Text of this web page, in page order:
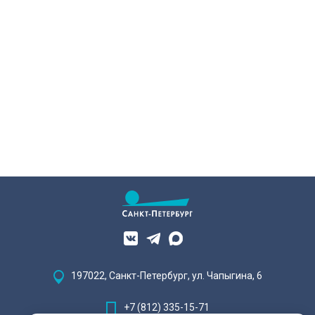
197022, Санкт-Петербург, ул. Чапыгина, 6
+7 (812) 335-15-71